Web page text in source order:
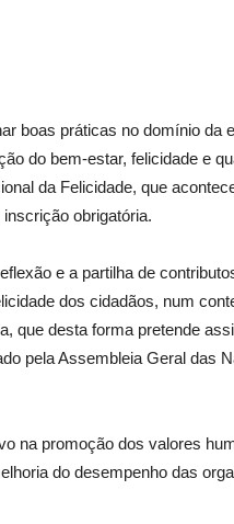
boas práticas no domínio da
do bem-estar, felicidade e
da Felicidade, que
obrigatória.
e a partilha de
dos cidadãos, num
que desta forma pretende
pela Assembleia Geral das
na promoção dos valores
do desempenho das